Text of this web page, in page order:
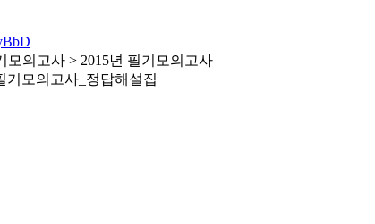
모의고사 > 2015년 필기모의고사
의고사_정답해설집